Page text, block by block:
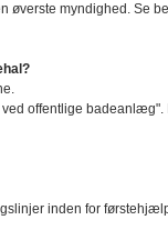
øverste myndighed. Se
offentlige
inden for